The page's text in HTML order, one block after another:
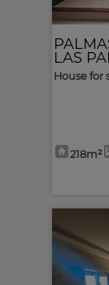
LAS
House for
218m²